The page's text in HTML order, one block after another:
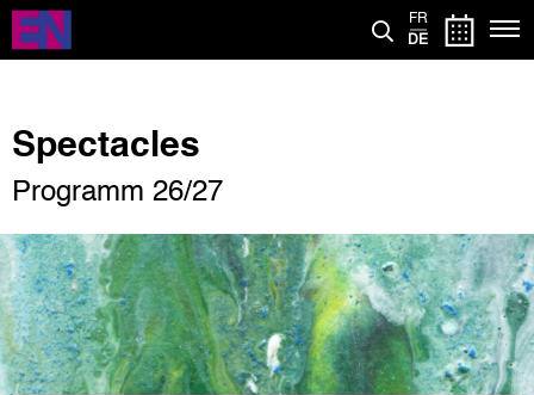
Direkt
zum
Inhalt
FR
DE
Spectacles
Programm 26/27